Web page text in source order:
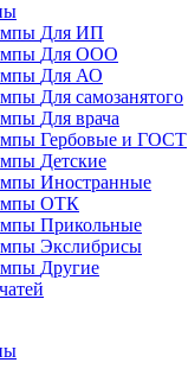
Для ИП
Для ООО
Для АО
Для самозанятого
Для врача
Гербовые и ГОСТ
Детские
Иностранные
ОТК
Прикольные
Экслибрисы
Другие